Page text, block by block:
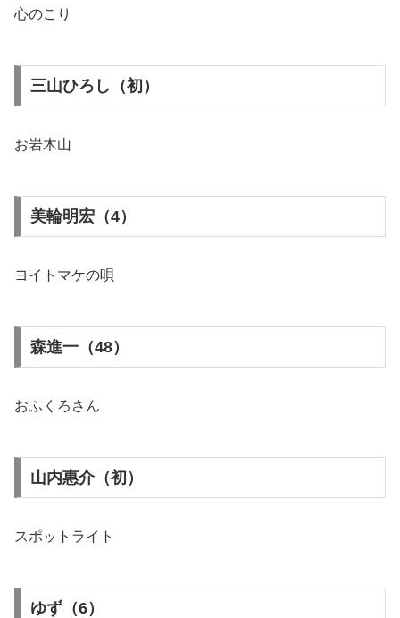
心のこり
三山ひろし（初）
お岩木山
美輪明宏（4）
ヨイトマケの唄
森進一（48）
おふくろさん
山内惠介（初）
スポットライト
ゆず（6）